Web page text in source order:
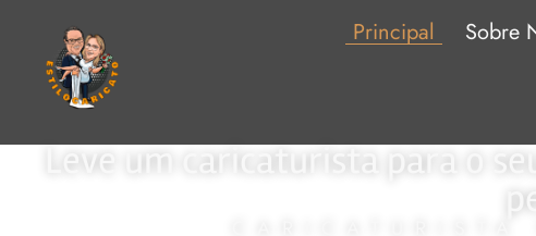
Principal Sobre
Leve um caricaturista para o